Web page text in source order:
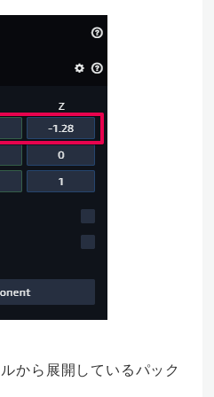
から展開しているパック